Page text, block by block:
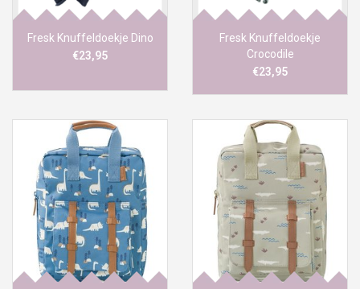
Fresk Knuffeldoekje Dino
€23,95
Fresk Knuffeldoekje
Crocodile
€23,95